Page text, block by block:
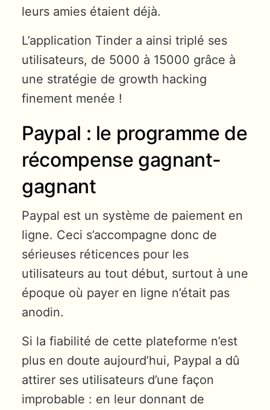
leurs amies étaient déjà.
L’application Tinder a ainsi triplé ses
utilisateurs, de 5000 à 15000 grâce à
une stratégie de growth hacking
finement menée !
Paypal : le programme de
récompense gagnant-
gagnant
Paypal est un système de paiement en
ligne. Ceci s’accompagne donc de
sérieuses réticences pour les
utilisateurs au tout début, surtout à une
époque où payer en ligne n’était pas
anodin.
Si la fiabilité de cette plateforme n’est
plus en doute aujourd’hui, Paypal a dû
attirer ses utilisateurs d’une façon
improbable : en leur donnant de